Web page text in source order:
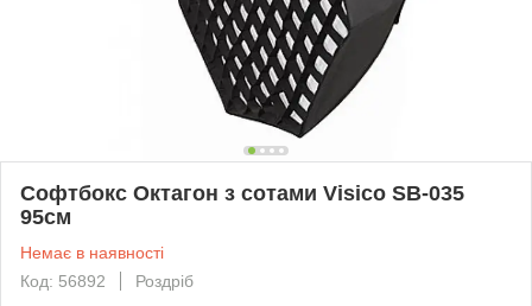
Софтбокс Октагон з сотами Visico SB-035
95см
Немає в наявності
Код: 56892
Роздріб